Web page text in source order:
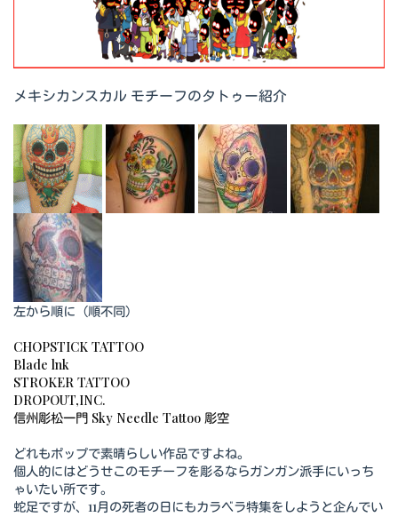
メキシカンスカル モチーフのタトゥー紹介
左から順に（順不同）
CHOPSTICK TATTOO
Blade lnk
STROKER TATTOO
DROPOUT,INC.
信州彫松一門 Sky Needle Tattoo 彫空
どれもポップで素晴らしい作品ですよね。
個人的にはどうせこのモチーフを彫るならガンガン派手にいっち
ゃいたい所です。
蛇足ですが、11月の死者の日にもカラベラ特集をしようと企んでい